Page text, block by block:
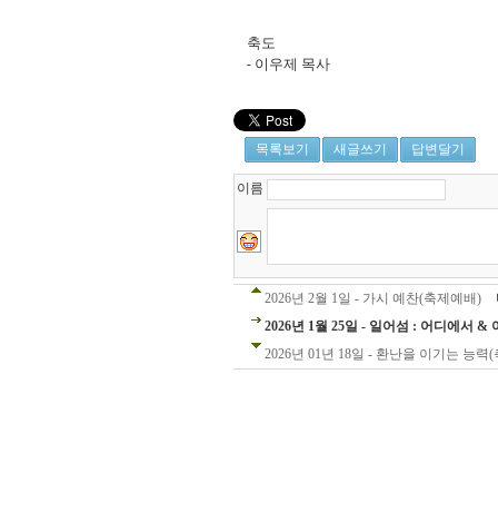
축도
- 이우제 목사
목록보기 새글쓰기 답변달기
이름
2026년 2월 1일 - 가시 예찬(축제예배)
2026년 1월 25일 - 일어섬 : 어디에서 &
2026년 01년 18일 - 환난을 이기는 능력